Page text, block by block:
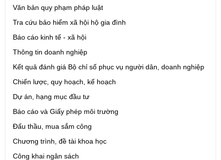
Số:1699/QĐ-UBND
Tên: (Quyết định Ban hành Từ điển dữ liệu dùng chung tỉnh Lai
Ngày ban hành: (05/08/2026)
Số:1721/QĐ-UBND
Tên:(Quyết định Phê duyệt phương án đấu giá quyền sử dụng
bàn tỉnh Lai Châu)
Ngày ban hành: (07/08/2026) - Ngày hiệu lực: (07/08/2026)
(Công văn V/v triển khai thực hiện Nghị định số
303/2026/NĐ-CP ngày 01/8/2026 của Chính phủ sửa đổi, bổ
Văn bản quy phạm pháp luật
Tra cứu bảo hiểm xã hội hộ gia đình
Báo cáo kinh tế - xã hội
Thông tin doanh nghiệp
Kết quả đánh giá Bộ chỉ số phục vụ người dân, doanh nghiệp
Chiến lược, quy hoạch, kế hoạch
Dự án, hạng mục đầu tư
Báo cáo và Giấy phép môi trường
Đấu thầu, mua sắm công
Chương trình, đề tài khoa học
Công khai ngân sách